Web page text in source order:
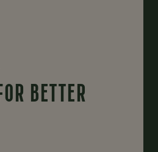
BETTER